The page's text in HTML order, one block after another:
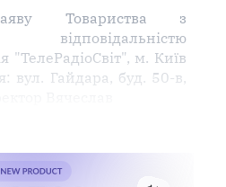
Товариства з
"ТелеРадіоСвіт", м. Київ
вул. Гайдара, буд. 50-в,